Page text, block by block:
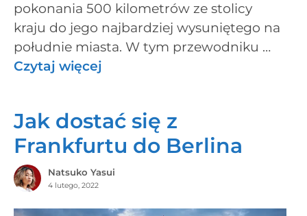
pokonania 500 kilometrów ze stolicy
kraju do jego najbardziej wysuniętego na
południe miasta. W tym przewodniku …
Czytaj więcej
Jak dostać się z
Frankfurtu do Berlina
Natsuko Yasui
4 lutego, 2022